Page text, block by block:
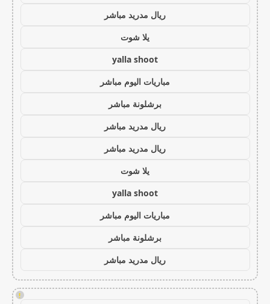
ريال مدريد مباشر
يلا شوت
yalla shoot
مباريات اليوم مباشر
برشلونة مباشر
ريال مدريد مباشر
ريال مدريد مباشر
يلا شوت
yalla shoot
مباريات اليوم مباشر
برشلونة مباشر
ريال مدريد مباشر
!